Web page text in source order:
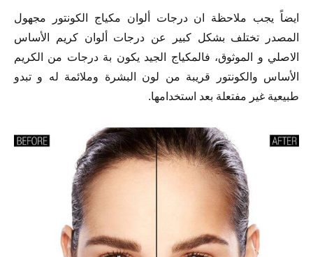
ايضاً يجب ملاحظة ان درجات ألوان مكياج الكونتور مجهول
المصدر تختلف بشكل كبير عن درجات ألوان كريم الأساس
الاصلي و الموثوق، فالمكياج الجيد يكون بة درجات من الكريم
الأساس والكونتور قريبة من لون البشرة وملائمة له و تبدو
طبيعية غير مفتعلة بعد استخدامها.